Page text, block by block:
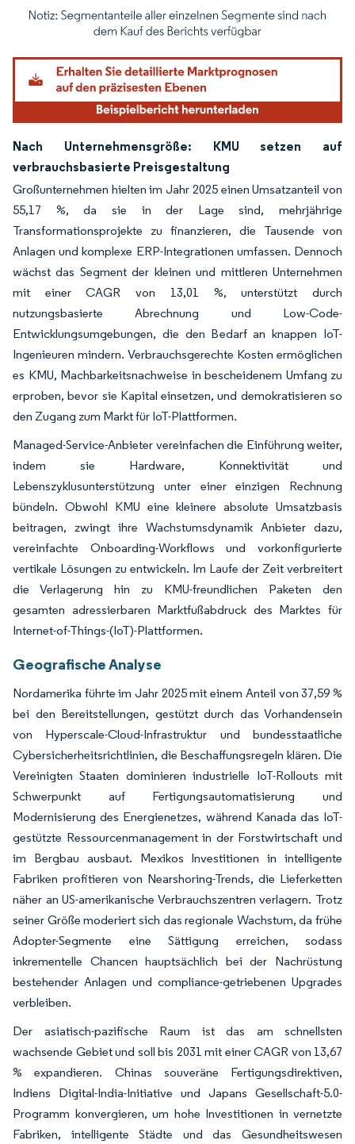
Bild © Mordor Intelligence. Wiederverwendung erfordert Namensnennung
Nach Unternehmensgröße: KMU setzen auf
verbrauchsbasierte Preisgestaltung
Großunternehmen hielten im Jahr 2025 einen Umsatzanteil von
55,17 %, da sie in der Lage sind, mehrjährige
Transformationsprojekte zu finanzieren, die Tausende von
Anlagen und komplexe ERP-Integrationen umfassen. Dennoch
wächst das Segment der kleinen und mittleren Unternehmen
mit einer CAGR von 13,01 %, unterstützt durch
nutzungsbasierte Abrechnung und Low-Code-
Entwicklungsumgebungen, die den Bedarf an knappen IoT-
Ingenieuren mindern. Verbrauchsgerechte Kosten ermöglichen
es KMU, Machbarkeitsnachweise in bescheidenem Umfang zu
erproben, bevor sie Kapital einsetzen, und demokratisieren so
den Zugang zum Markt für IoT-Plattformen.
Managed-Service-Anbieter vereinfachen die Einführung weiter,
indem sie Hardware, Konnektivität und
Lebenszyklusunterstützung unter einer einzigen Rechnung
bündeln. Obwohl KMU eine kleinere absolute Umsatzbasis
beitragen, zwingt ihre Wachstumsdynamik Anbieter dazu,
vereinfachte Onboarding-Workflows und vorkonfigurierte
vertikale Lösungen zu entwickeln. Im Laufe der Zeit verbreitert
die Verlagerung hin zu KMU-freundlichen Paketen den
gesamten adressierbaren Marktfußabdruck des Marktes für
Internet-of-Things-(IoT)-Plattformen.
Geografische Analyse
Nordamerika führte im Jahr 2025 mit einem Anteil von 37,59 %
bei den Bereitstellungen, gestützt durch das Vorhandensein
von Hyperscale-Cloud-Infrastruktur und bundesstaatliche
Cybersicherheitsrichtlinien, die Beschaffungsregeln klären. Die
Vereinigten Staaten dominieren industrielle IoT-Rollouts mit
Schwerpunkt auf Fertigungsautomatisierung und
Modernisierung des Energienetzes, während Kanada das IoT-
gestützte Ressourcenmanagement in der Forstwirtschaft und
im Bergbau ausbaut. Mexikos Investitionen in intelligente
Fabriken profitieren von Nearshoring-Trends, die Lieferketten
näher an US-amerikanische Verbrauchszentren verlagern. Trotz
seiner Größe moderiert sich das regionale Wachstum, da frühe
Adopter-Segmente eine Sättigung erreichen, sodass
inkrementelle Chancen hauptsächlich bei der Nachrüstung
bestehender Anlagen und compliance-getriebenen Upgrades
verbleiben.
Der asiatisch-pazifische Raum ist das am schnellsten
wachsende Gebiet und soll bis 2031 mit einer CAGR von 13,67
% expandieren. Chinas souveräne Fertigungsdirektiven,
Indiens Digital-India-Initiative und Japans Gesellschaft-5.0-
Programm konvergieren, um hohe Investitionen in vernetzte
Fabriken, intelligente Städte und das Gesundheitswesen